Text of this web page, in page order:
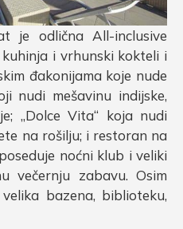
je odlična All-inclusive
i vrhunski kokteli i
đakonijama koje nude
nudi mešavinu indijske,
„Dolce Vita“ koja nudi
na rošilju; i restoran na
noćni klub i veliki
večernju zabavu. Osim
bazena, biblioteku,